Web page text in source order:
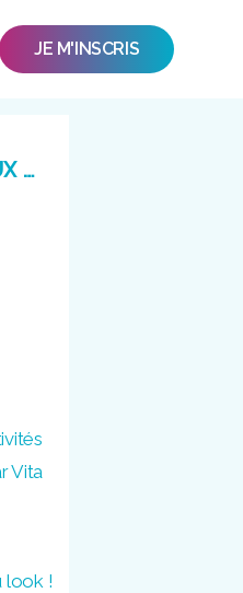
JE M'INSCRIS
…
Vita
look !